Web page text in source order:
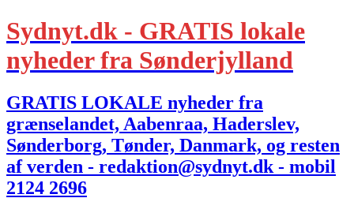
Sydnyt.dk - GRATIS lokale
nyheder fra Sønderjylland
GRATIS LOKALE nyheder fra
grænselandet, Aabenraa, Haderslev,
Sønderborg, Tønder, Danmark, og resten
af verden - redaktion@sydnyt.dk - mobil
2124 2696